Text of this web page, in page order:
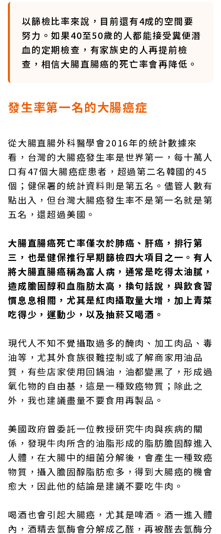
以篩檢比率來說，目前還有4成的空間要
努力。如果40至50歲的人都能接受糞便潛
血的定期檢查，有家族史的人再提前檢
查，相信大腸直腸癌的死亡率會再降低。
發生率第一名的大腸癌症
從大腸直腸外科醫學會2016年的統計數據來
看，台灣的大腸癌發生率是世界第一，每十萬人
口有47個大腸癌症患者，超過第二名韓國的45
個；健保署的統計資料則是第五名。儘管人數有
點出入，但台灣大腸癌發生率不是第一名就是第
五名，還超過美國。
大腸直腸癌死亡率僅次於肺癌、肝癌，排行第
三，也是健保推行早期篩檢四大項目之一。有人
將大腸直腸癌稱為富人病，通常是吃得太油膩，
造成膽固醇和血脂肪太高，換句話說，與飲食習
慣息息相關，尤其是紅肉攝取量大增，加上青菜
吃得少，運動少，以及抽菸又喝酒。
現代人不知不覺攝取過多的醃肉、加工肉品、毒
油等，尤其外食族很難控制或了解商家用油品
質，有些店家使用回鍋油，油都變黑了，形成過
氧化物的自由基，這是一種致癌物質；除此之
外，我也建議盡量不要食用再製品。
美國政府曾委託一位教授研究牛肉與疾病的關
係，發現牛肉所含的油脂形成的脂肪膽固醇進入
人體，在大腸中的細菌分解後，會產生一種致癌
物質，攝入膽固醇脂肪愈多，得到大腸癌的機會
愈大，因此他的結論是建議不要吃牛肉。
喝酒也會引起大腸癌，尤其是啤酒。酒一進入體
內，酒精去氫酶會分解成乙醛，再被醛去氫酶分